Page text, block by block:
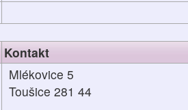
Kontakt
Mlékovice 5
Toušice 281 44